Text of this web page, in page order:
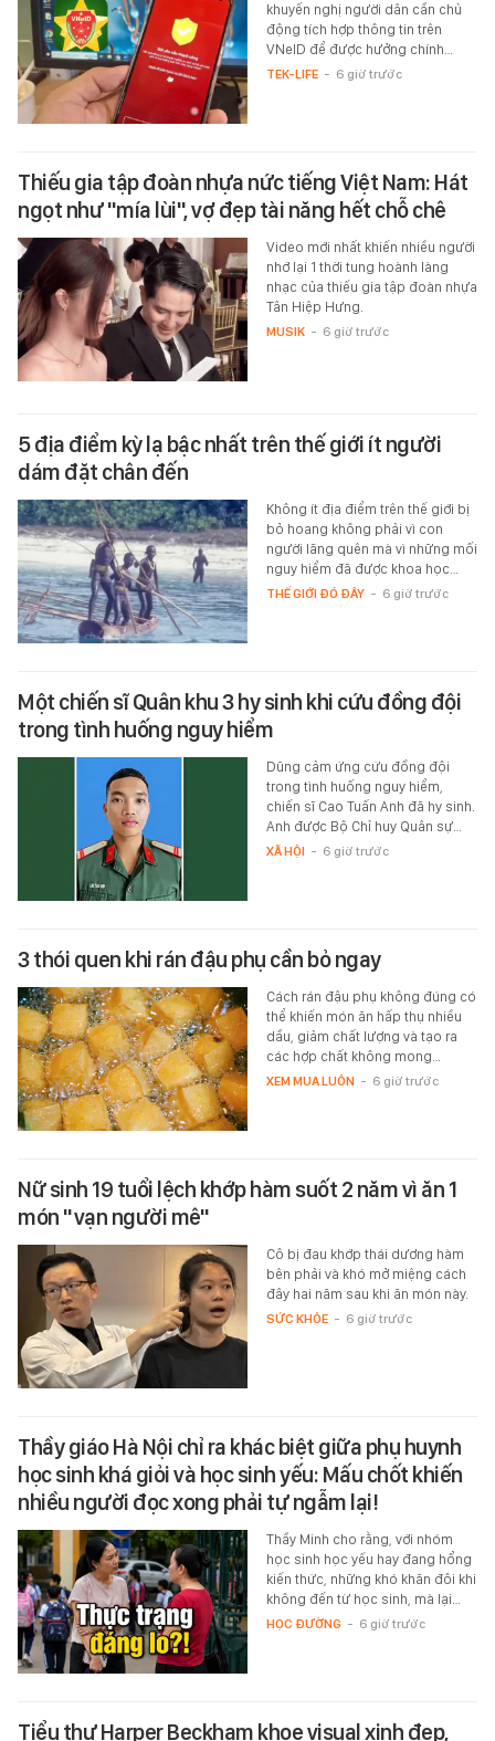
khuyến nghị người dân cần chủ
động tích hợp thông tin trên
VNeID để được hưởng chính…
TEK-LIFE - 6 giờ trước
Thiếu gia tập đoàn nhựa nức tiếng Việt Nam: Hát
ngọt như "mía lùi", vợ đẹp tài năng hết chỗ chê
Video mới nhất khiến nhiều người
nhớ lại 1 thời tung hoành làng
nhạc của thiếu gia tập đoàn nhựa
Tân Hiệp Hưng.
MUSIK - 6 giờ trước
5 địa điểm kỳ lạ bậc nhất trên thế giới ít người
dám đặt chân đến
Không ít địa điểm trên thế giới bị
bỏ hoang không phải vì con
người lãng quên mà vì những mối
nguy hiểm đã được khoa học…
THẾ GIỚI ĐÓ ĐÂY - 6 giờ trước
Một chiến sĩ Quân khu 3 hy sinh khi cứu đồng đội
trong tình huống nguy hiểm
Dũng cảm ứng cứu đồng đội
trong tình huống nguy hiểm,
chiến sĩ Cao Tuấn Anh đã hy sinh.
Anh được Bộ Chỉ huy Quân sự…
XÃ HỘI - 6 giờ trước
3 thói quen khi rán đậu phụ cần bỏ ngay
Cách rán đậu phụ không đúng có
thể khiến món ăn hấp thụ nhiều
dầu, giảm chất lượng và tạo ra
các hợp chất không mong…
XEM MUA LUÔN - 6 giờ trước
Nữ sinh 19 tuổi lệch khớp hàm suốt 2 năm vì ăn 1
món "vạn người mê"
Cô bị đau khớp thái dương hàm
bên phải và khó mở miệng cách
đây hai năm sau khi ăn món này.
SỨC KHỎE - 6 giờ trước
Thầy giáo Hà Nội chỉ ra khác biệt giữa phụ huynh
học sinh khá giỏi và học sinh yếu: Mấu chốt khiến
nhiều người đọc xong phải tự ngẫm lại!
Thầy Minh cho rằng, với nhóm
học sinh học yếu hay đang hổng
kiến thức, những khó khăn đôi khi
không đến từ học sinh, mà lại…
HỌC ĐƯỜNG - 6 giờ trước
Tiểu thư Harper Beckham khoe visual xinh đẹp,